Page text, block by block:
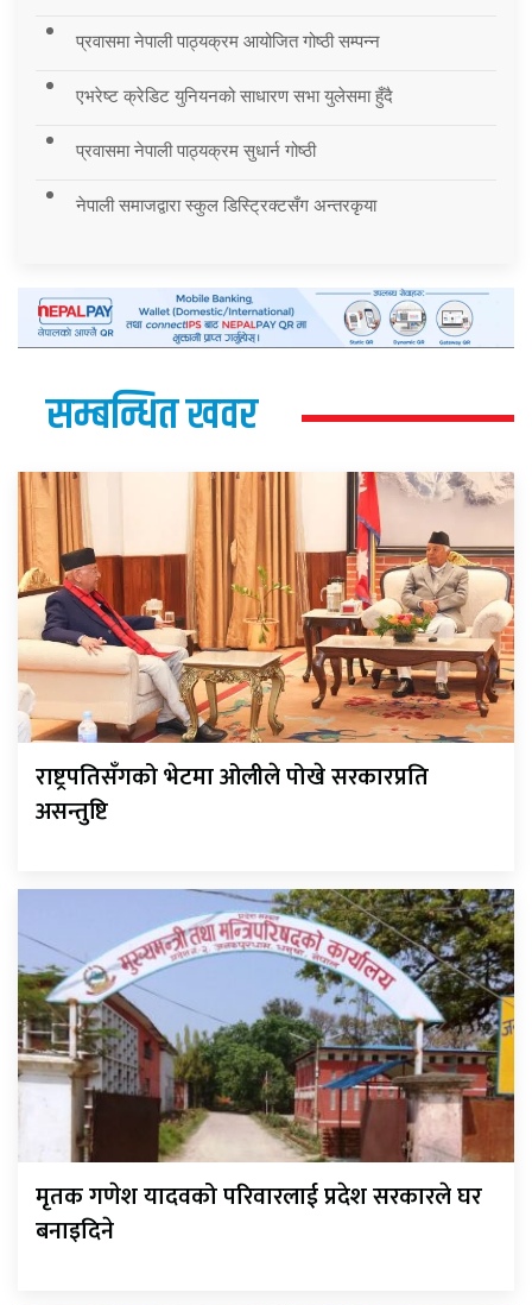
प्रवासमा नेपाली पाठ्यक्रम आयोजित गोष्ठी सम्पन्न
एभरेष्ट क्रेडिट युनियनको साधारण सभा युलेसमा हुँदै
प्रवासमा नेपाली पाठ्यक्रम सुधार्न गोष्ठी
नेपाली समाजद्वारा स्कुल डिस्ट्रिक्टसँग अन्तरकृया
सम्बन्धित खवर
राष्ट्रपतिसँगको भेटमा ओलीले पोखे सरकारप्रति
असन्तुष्टि
मृतक गणेश यादवको परिवारलाई प्रदेश सरकारले घर
बनाइदिने